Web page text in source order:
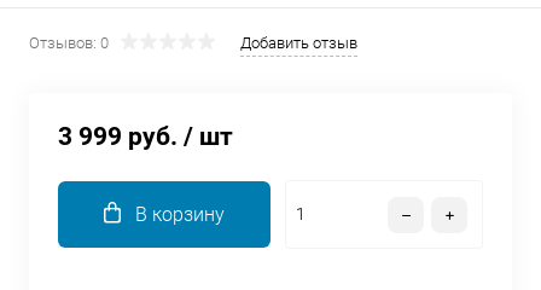
Отзывов: 0 Добавить отзыв
3 999 руб. / шт
В корзину
выбранный способом
списываться
по25% каждые 2 недели